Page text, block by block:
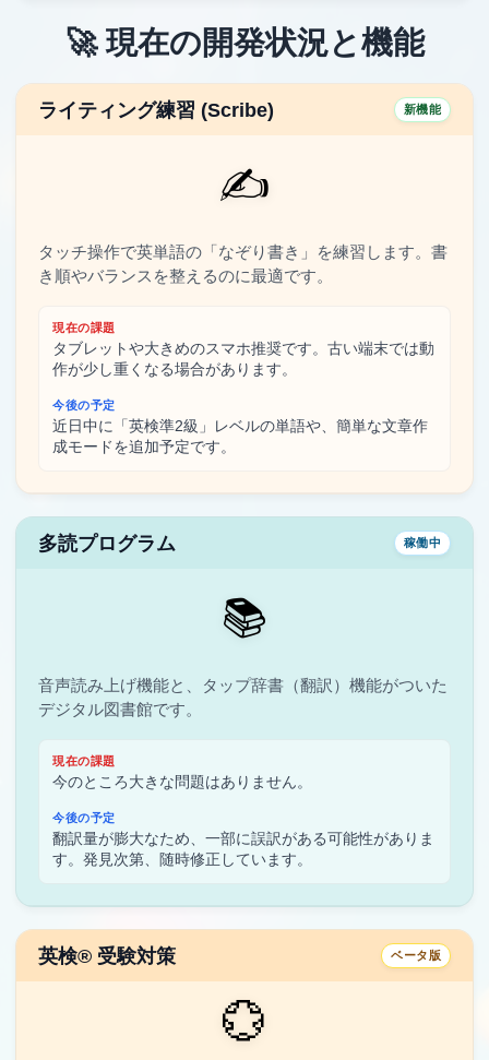
🚀 現在の開発状況と機能
ライティング練習 (Scribe) 新機能
✍️
タッチ操作で英単語の「なぞり書き」を練習します。書
き順やバランスを整えるのに最適です。
現在の課題
タブレットや大きめのスマホ推奨です。古い端末では動
作が少し重くなる場合があります。
今後の予定
近日中に「英検準2級」レベルの単語や、簡単な文章作
成モードを追加予定です。
多読プログラム 稼働中
📚
音声読み上げ機能と、タップ辞書（翻訳）機能がついた
デジタル図書館です。
現在の課題
今のところ大きな問題はありません。
今後の予定
翻訳量が膨大なため、一部に誤訳がある可能性がありま
す。発見次第、随時修正しています。
英検® 受験対策 ベータ版
💮